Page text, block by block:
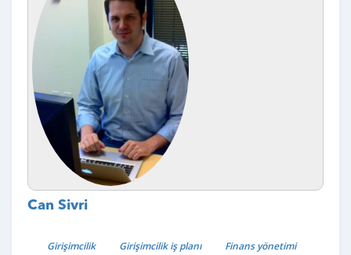
Can Sivri
Girişimcilik Girişimcilik iş planı
Finans yönetimi